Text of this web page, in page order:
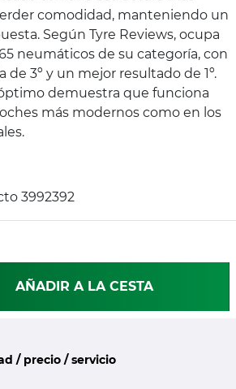
comodidad, manteniendo un
Según Tyre Reviews, ocupa
neumáticos de su categoría, con
de 3º y un mejor resultado de 1º.
demuestra que funciona
más modernos como en los
3992392
AÑADIR A LA CESTA
/ precio / servicio